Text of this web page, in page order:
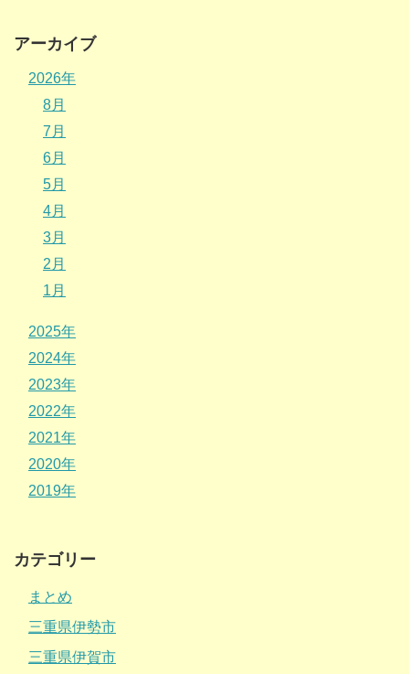
アーカイブ
2026年
8月
7月
6月
5月
4月
3月
2月
1月
2025年
2024年
2023年
2022年
2021年
2020年
2019年
カテゴリー
まとめ
三重県伊勢市
三重県伊賀市